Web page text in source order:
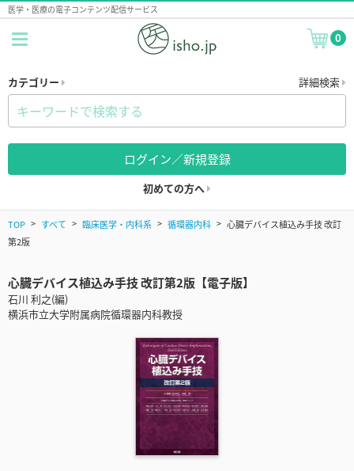
医学・医療の電子コンテンツ配信サービス
0
カテゴリー 詳細検索
ログイン／新規登録
初めての方へ
TOP すべて 臨床医学・内科系 循環器内科
心臓デバイス植込み手技 改訂
第2版
心臓デバイス植込み手技 改訂第2版【電子版】
石川 利之(編)
横浜市立大学附属病院循環器内科教授